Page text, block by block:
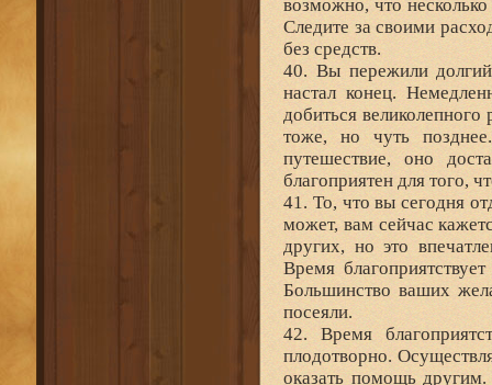
возможно, что
Следите за своими
без средств.
40. Вы пережили
настал конец.
добиться великолепного
тоже, но чуть
путешествие, оно
благоприятен для того,
41. То, что вы сегодня
может, вам сейчас
других, но это
Время
Большинство ваших
посеяли.
42. Время
плодотворно.
оказать помощь другим.